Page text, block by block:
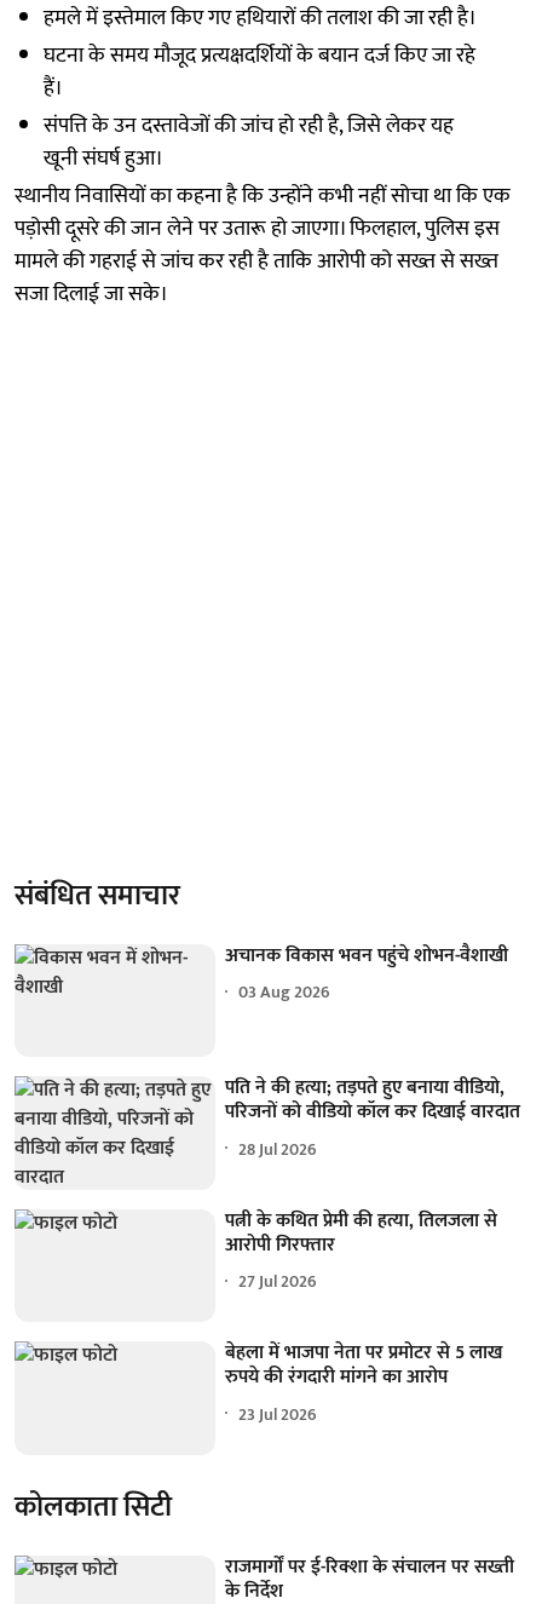
हमले में इस्तेमाल किए गए हथियारों की तलाश की जा रही है।
घटना के समय मौजूद प्रत्यक्षदर्शियों के बयान दर्ज किए जा रहे
हैं।
संपत्ति के उन दस्तावेजों की जांच हो रही है, जिसे लेकर यह
खूनी संघर्ष हुआ।
स्थानीय निवासियों का कहना है कि उन्होंने कभी नहीं सोचा था कि एक
पड़ोसी दूसरे की जान लेने पर उतारू हो जाएगा। फिलहाल, पुलिस इस
मामले की गहराई से जांच कर रही है ताकि आरोपी को सख्त से सख्त
सजा दिलाई जा सके।
संबंधित समाचार
अचानक विकास भवन पहुंचे शोभन-वैशाखी
03 Aug 2026
पति ने की हत्या; तड़पते हुए बनाया वीडियो,
परिजनों को वीडियो कॉल कर दिखाई वारदात
28 Jul 2026
पत्नी के कथित प्रेमी की हत्या, तिलजला से
आरोपी गिरफ्तार
27 Jul 2026
बेहला में भाजपा नेता पर प्रमोटर से 5 लाख
रुपये की रंगदारी मांगने का आरोप
23 Jul 2026
कोलकाता सिटी
राजमार्गों पर ई-रिक्शा के संचालन पर सख्ती
के निर्देश